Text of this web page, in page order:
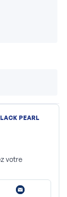
PEARL
votre